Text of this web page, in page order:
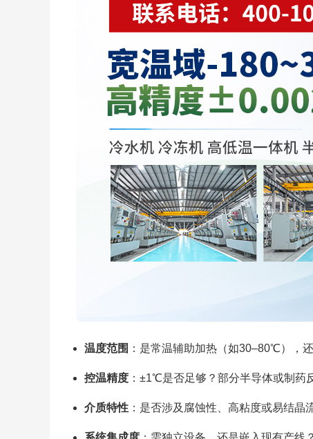
温度范围 ：是常温辅助加热（如30–80℃），
控温精度：±1℃是否足够？部分半导体或制药
介质特性：是否涉及腐蚀性、高粘度或易结晶